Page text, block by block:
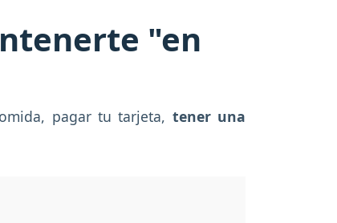
"en
pagar tu tarjeta, tener una